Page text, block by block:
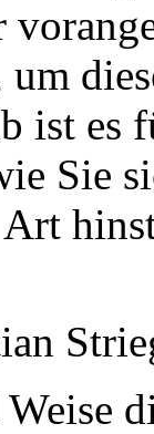
ist es
Sie
Art